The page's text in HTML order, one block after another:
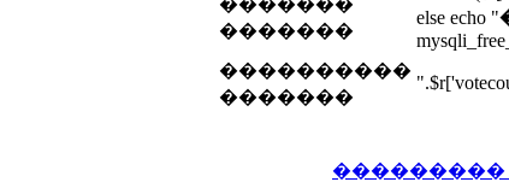
�������
�������
else echo "
����������
�������
���������